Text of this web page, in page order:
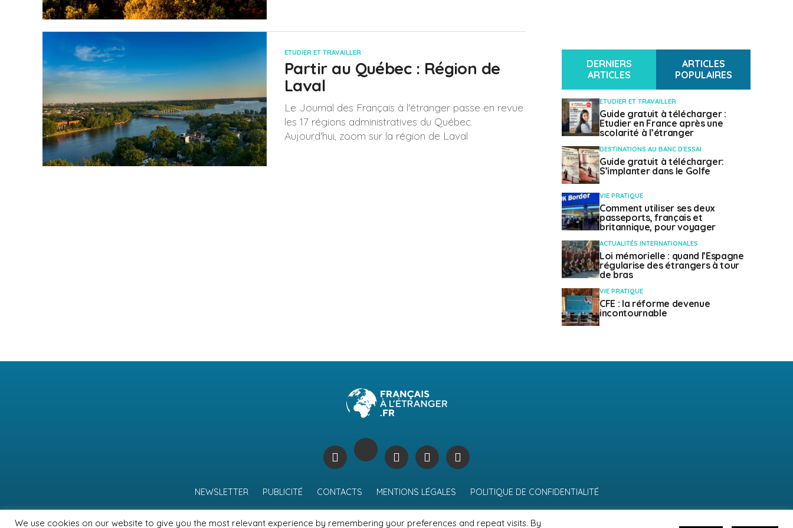
ETUDIER ET TRAVAILLER
Partir au Québec : Région de
Laval
Le Journal des Français à l'étranger passe en revue
les 17 régions administratives du Québec.
Aujourd'hui, zoom sur la région de Laval
DERNIERS
ARTICLES
ARTICLES
POPULAIRES
ETUDIER ET TRAVAILLER
Guide gratuit à télécharger :
Etudier en France après une
scolarité à l’étranger
DESTINATIONS AU BANC D'ESSAI
Guide gratuit à télécharger:
S’implanter dans le Golfe
VIE PRATIQUE
Comment utiliser ses deux
passeports, français et
britannique, pour voyager
ACTUALITÉS INTERNATIONALES
Loi mémorielle : quand l’Espagne
régularise des étrangers à tour
de bras
VIE PRATIQUE
CFE : la réforme devenue
incontournable
NEWSLETTER PUBLICITÉ CONTACTS MENTIONS LÉGALES POLITIQUE DE CONFIDENTIALITÉ
We use cookies on our website to give you the most relevant experience by remembering your preferences and repeat visits. By